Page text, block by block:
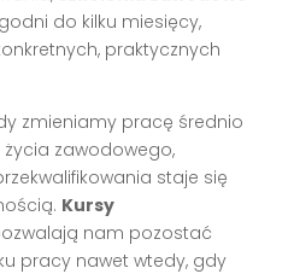
do kilku miesięcy,
praktycznych
zmieniamy pracę średnio
zawodowego,
staje się
Kursy
nam pozostać
pracy nawet wtedy, gdy